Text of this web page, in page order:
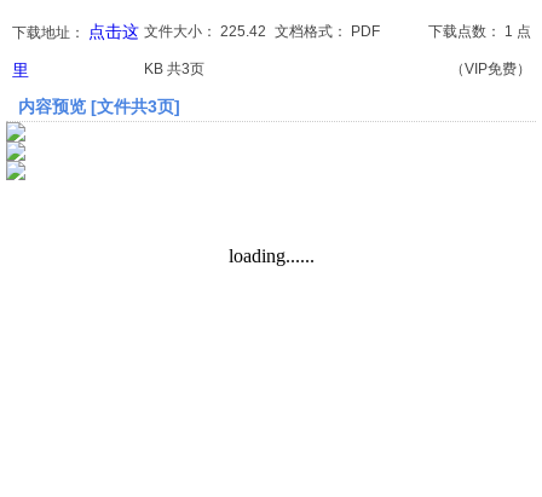
论文
下载地址：
点击这
里
文件大小： 225.42
KB 共3页
文档格式： PDF 下载点数： 1 点
（VIP免费）
内容预览 [文件共3页]